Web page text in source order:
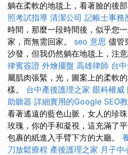
躺在柔軟的地毯上，看著臉的後
照考試指導 清潔公司 記帳士事務
時間，那麼一段時間後，似乎您
家，而無需回家。 seo 意思 儘管
沙發，但我仍然躺在地毯上，注
律賓簽證 外燴擺盤 高雄律師 台
屬肌肉張緊，光，圖案上的柔軟
樣。 台中產後護理之家 眼科權威
助聽器 詳細實用的Google SEO
看著遙遠的藍色山脈，女人的珍
玫瑰，你的手和凝視，這充滿了
包裹的紙進入手臂下方的大廳。
刀放鬆療程 產後護理之家 月子中